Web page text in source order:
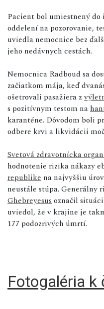
Pacient bol umiestnený
oddelení na pozorovanie,
uviedla nemocnice bez
jeho nedávnych cestách.
Nemocnica Radboud sa
začiatkom mája, keď
ošetrovali pasažiera z
s pozitívnym testom na
karanténe. Dôvodom boli
odbere krvi a likvidácii
Svetová zdravotnícka
hodnotenie rizika nákazy
republike na najvyššiu
neustále stúpa. Generálny
Ghebreyesus označil
uviedol, že v krajine je
177 podozrivých úmrtí.
Fotogaléria k